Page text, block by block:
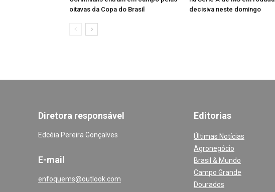
oitavas da Copa do Brasil
decisiva neste domingo
Diretora responsável
Edcéia Pereira Gonçalves
E-mail
enfoquems@outlook.com
Editorias
Últimas Notícias
Agronegócio
Brasil & Mundo
Campo Grande
Dourados